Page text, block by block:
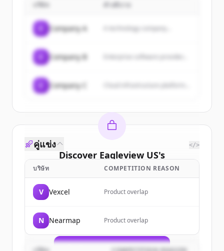
คำอธิบาย
Company A A technology company...
Company B
Company C
Discover Eagleview US's
customers
Sign up for free to view all
New accounts include trial credits to
get started.
Create Free Account
คู่แข่ง </>
บริษัท COMPETITION REASON
V Vexcel Product overlap
N Nearmap Product overlap